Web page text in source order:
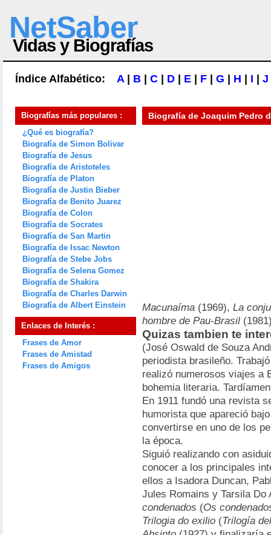
NetSaber
Vidas y Biografías
Índice Alfabético: A| B C D E F G H I J
Biografías más populares :
¿Qué es biografía?
Biografía de Simon Bolivar
Biografía de Jesus
Biografía de Aristoteles
Biografía de Platon
Biografía de Justin Bieber
Biografía de Benito Juarez
Biografía de Colon
Biografía de Socrates
Biografía de San Martin
Biografía de Issac Newton
Biografía de Stebe Jobs
Biografía de Selena Gomez
Biografía de Shakira
Biografía de Charles Darwin
Biografía de Albert Einstein
Enlaces de Interés :
Frases de Amor
Frases de Amistad
Frases de Amigos
Biografía de Joaquim Pedro
Macunaíma (1969), La
hombre de Pau-Brasil
Quizas tambien te
(José Oswald de Souza
periodista brasileño.
realizó numerosos viajes a
bohemia literaria.
En 1911 fundó una revista
humorista que apareció
convertirse en uno de los
la época.
Siguió realizando con
conocer a los principales
ellos a Isadora Duncan,
Jules Romains y Tarsila
condenados (Os
Trilogia do exilio (Trilogía